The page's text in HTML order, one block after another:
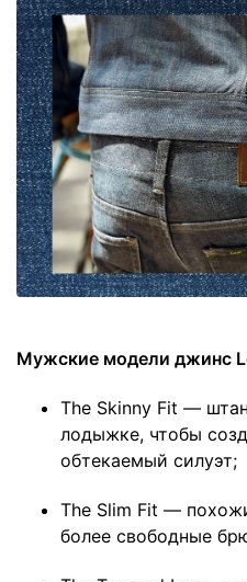
Мужские модели джинс
The Skinny Fit —
лодыжке, чтобы
обтекаемый силуэт;
The Slim Fit —
более свободные